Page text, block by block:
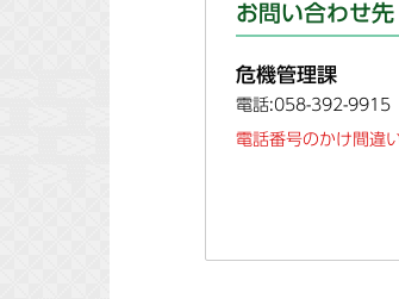
お問い合わせ先
危機管理課
電話:058-392-9915
電話番号のかけ間違